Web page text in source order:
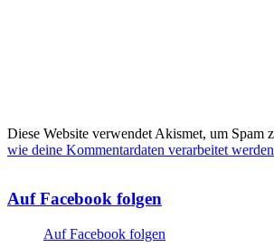
Diese Website verwendet Akismet, um Spam
wie deine Kommentardaten verarbeitet
Auf Facebook folgen
Auf Facebook folgen